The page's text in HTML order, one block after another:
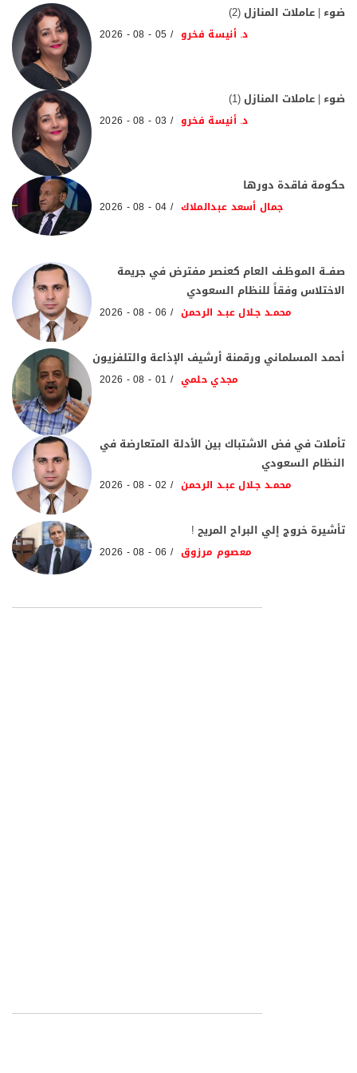
ضوء | عاملات المنازل (2)
د. أنيسة فخرو 05 - 08 - 2026
ضوء | عاملات المنازل (1)
د. أنيسة فخرو 03 - 08 - 2026
حكومة فاقدة دورها
جمال أسعد عبدالملاك 04 - 08 - 2026
صفــة الموظـف العام كعنصر مفترض في جريمة
الاختلاس وفقاً للنظام السعودي
محمـد جـلال عبـد الرحمن 06 - 08 - 2026
أحمد المسلماني ورقمنة أرشيف الإذاعة والتلفزيون
مجدي حلمي 01 - 08 - 2026
تأملات في فض الاشتباك بين الأدلة المتعارضة في
النظام السعودي
محمـد جـلال عبـد الرحمن 02 - 08 - 2026
تأشيرة خروج إلي البراح المريح !
معصوم مرزوق 06 - 08 - 2026